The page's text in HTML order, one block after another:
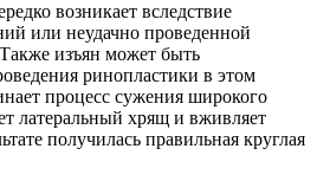
возникает вследствие
или неудачно проведенной
изъян может быть
ринопластики в этом
процесс сужения широкого
латеральный хрящ и вживляет
получилась правильная круглая